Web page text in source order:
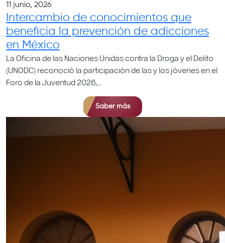
11 junio, 2026
Intercambio de conocimientos que
beneficia la prevención de adicciones
en México
La Oficina de las Naciones Unidas contra la Droga y el Delito
(UNODC) reconoció la participación de las y los jóvenes en el
Foro de la Juventud 2026,...
Saber más